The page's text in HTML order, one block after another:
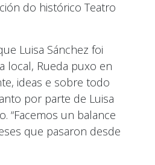
do histórico Teatro
Luisa Sánchez foi
local, Rueda puxo en
ideas e sobre todo
por parte de Luisa
“Facemos un balance
que pasaron desde